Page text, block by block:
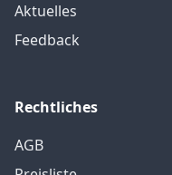
Aktuelles
Feedback
Rechtliches
AGB